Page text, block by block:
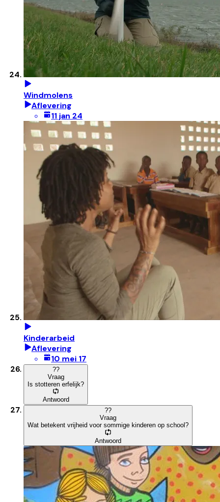
Windmolens
Aflevering
11 jan 24
Kinderarbeid
Aflevering
10 mei 17
??
Vraag
Is stotteren erfelijk?
Antwoord
??
Vraag
Wat betekent vrijheid voor sommige kinderen op school?
Antwoord